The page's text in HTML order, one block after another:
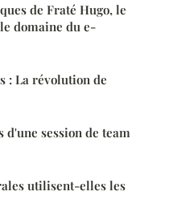
de Fraté Hugo, le
domaine du e-
: La révolution de
d'une session de team
utilisent-elles les